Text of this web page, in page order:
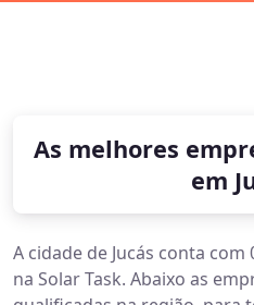
As melhores
em
A cidade de Jucás conta
na Solar Task. Abaixo as